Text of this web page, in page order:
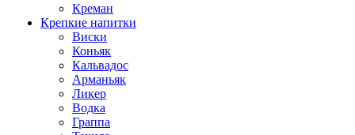
Креман
Крепкие напитки
Виски
Коньяк
Кальвадос
Арманьяк
Ликер
Водка
Граппа